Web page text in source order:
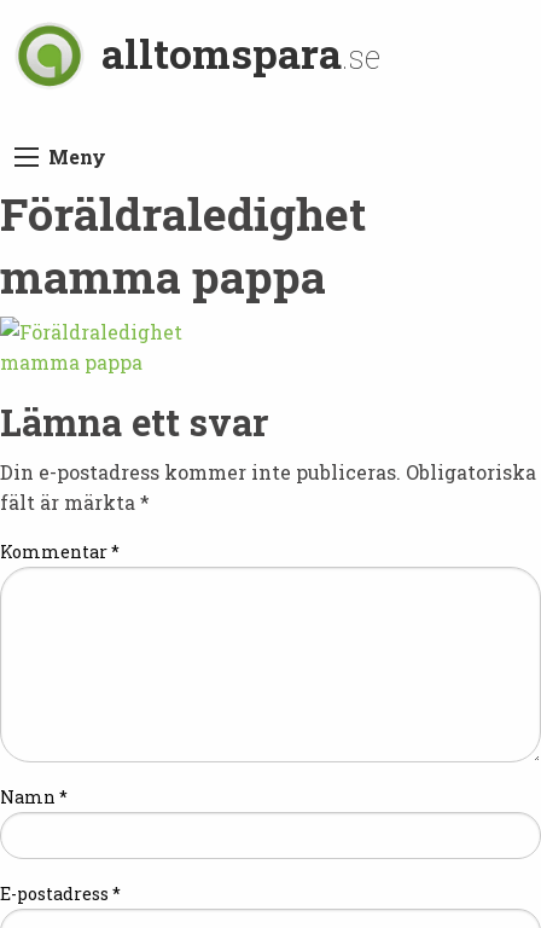
alltomspara.se
Meny
Föräldraledighet
mamma pappa
Lämna ett svar
Din e-postadress kommer inte publiceras. Obligatoriska
fält är märkta *
Kommentar*
Namn *
E-postadress *